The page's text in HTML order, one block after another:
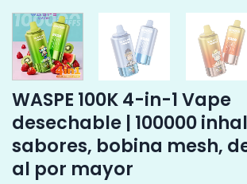
WASPE 100K 4-in-1 Vape
desechable | 100000
sabores, bobina mesh,
al por mayor